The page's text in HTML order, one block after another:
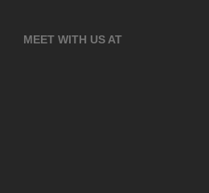
MEET WITH US AT